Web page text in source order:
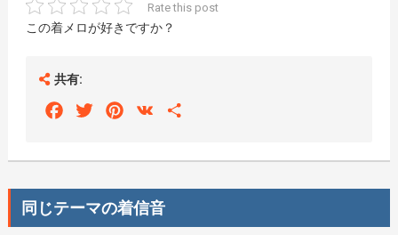
Rate this post
この着メロが好きですか？
共有:
FacebookTwitterPinterest
VK
同じテーマの着信音